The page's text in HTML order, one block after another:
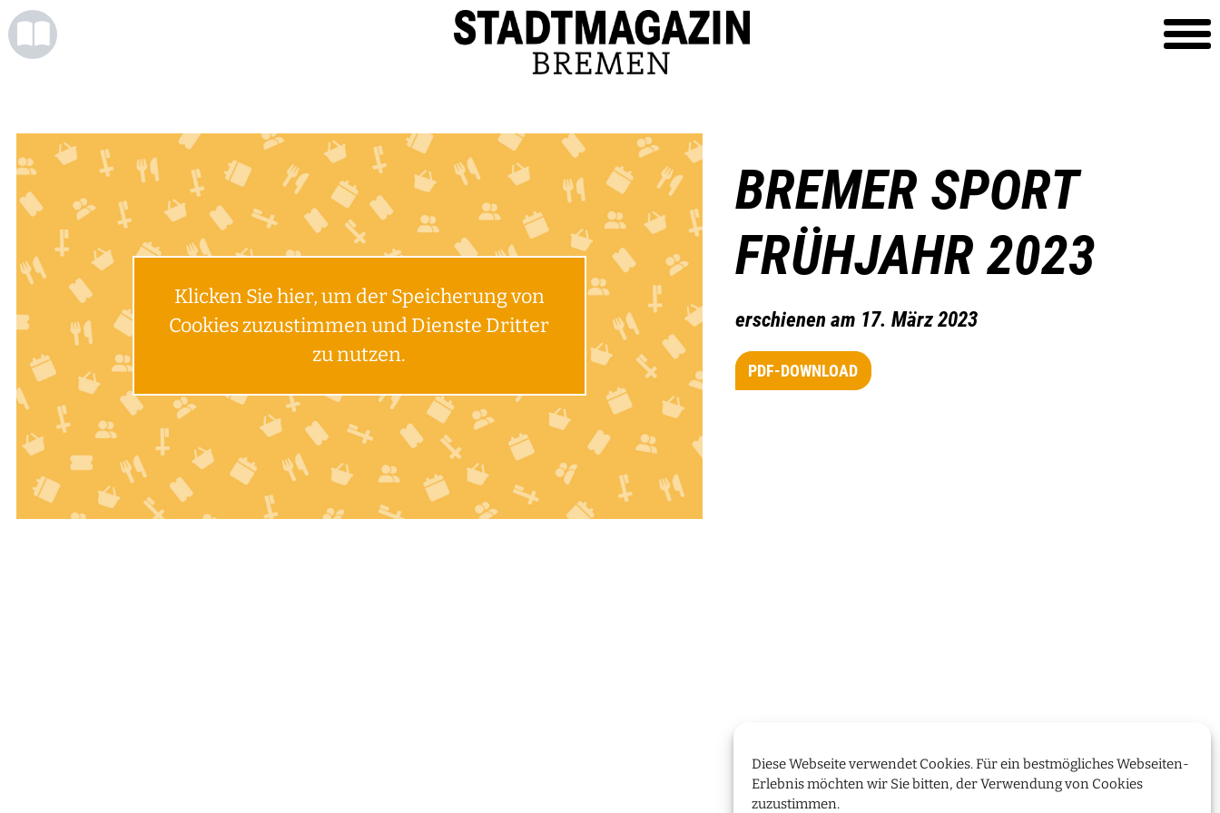
Diese Webseite verwendet Cookies. Für ein bestmögliches Webseiten-
Erlebnis möchten wir Sie bitten, der Verwendung von Cookies
zuzustimmen.
BREMER SPORT
FRÜHJAHR 2023
erschienen am 17. März 2023
PDF-DOWNLOAD
Klicken Sie hier, um der Speicherung von
Cookies zuzustimmen und Dienste Dritter
zu nutzen.